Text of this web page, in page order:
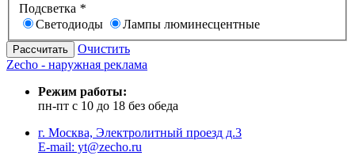
Подсветка *
Светодиоды
Лампы люминесцентные
Очистить
Zecho - наружная реклама
Режим работы:
пн-пт с 10 до 18 без обеда
г. Москва, Электролитный проезд д.3
E-mail: yt@zecho.ru